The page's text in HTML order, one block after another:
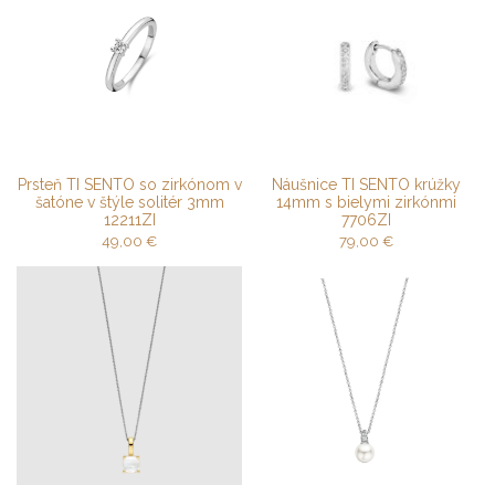
Prsteň TI SENTO so zirkónom v
šatóne v štýle solitér 3mm
12211ZI
49,00 €
Náušnice TI SENTO krúžky
14mm s bielymi zirkónmi
7706ZI
79,00 €